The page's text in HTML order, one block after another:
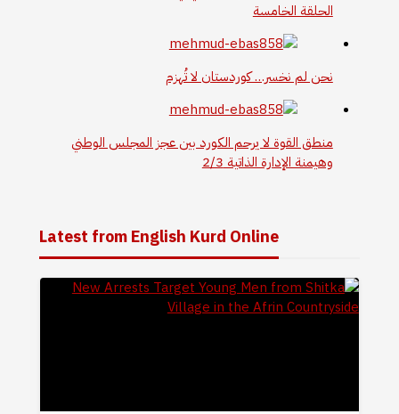
الحلقة الخامسة
نحن لم نخسر… كوردستان لا تُهزم
منطق القوة لا يرحم الكورد بين عجز المجلس الوطني
وهيمنة الإدارة الذاتية 2/3
Latest from English Kurd Online